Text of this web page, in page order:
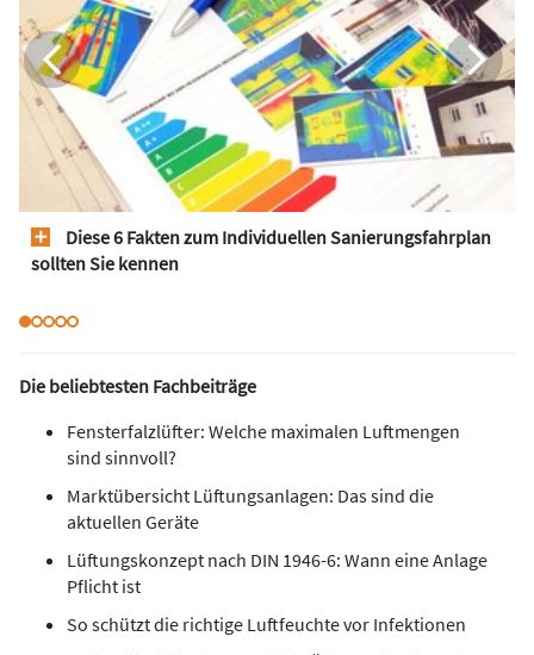
Diese 6 Fakten zum Individuellen Sanierungsfahrplan
sollten Sie kennen
Die beliebtesten Fachbeiträge
Fensterfalzlüfter: Welche maximalen Luftmengen
sind sinnvoll?
Marktübersicht Lüftungsanlagen: Das sind die
aktuellen Geräte
Lüftungskonzept nach DIN 1946-6: Wann eine Anlage
Pflicht ist
So schützt die richtige Luftfeuchte vor Infektionen